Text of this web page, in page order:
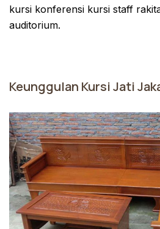
kursi konferensi kursi staff
auditorium.
Keunggulan Kursi Jati